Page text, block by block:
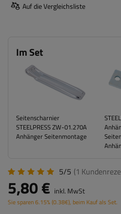
Auf die Vergleichsliste
Im Set
Seitenscharnier
STEELPRESS ZW-01.270A
Anhänger Seitenmontage
5/5 (1
5,80 € inkl. MwSt
Sie sparen6.15%(0.38€), beim Kauf als Set.